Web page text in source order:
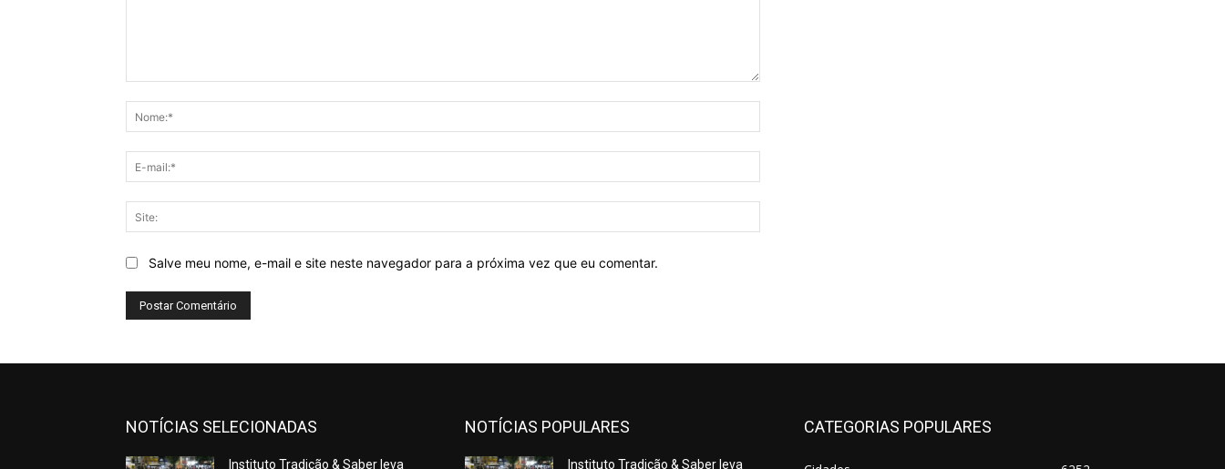
mail:*
Salve meu nome, e-mail e site neste navegador para a próxima vez que eu comentar.
NOTÍCIAS SELECIONADAS
Instituto Tradição & Saber leva
NOTÍCIAS POPULARES
Instituto Tradição & Saber leva
CATEGORIAS POPULARES